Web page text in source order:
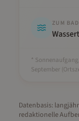
ZUM
*
September
Datenbasis:
redaktionelle